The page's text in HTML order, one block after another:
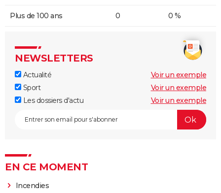
Plus de 100 ans 0 0 %
NEWSLETTERS
Actualité
Voir un exemple
Sport
Voir un exemple
Les dossiers d'actu
Voir un exemple
EN CE MOMENT
Incendies